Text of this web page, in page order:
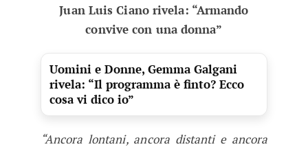
Juan Luis Ciano rivela: “Armando
convive con una donna”
Uomini e Donne, Gemma Galgani
rivela: “Il programma è finto? Ecco
cosa vi dico io”
“Ancora lontani, ancora distanti e ancora